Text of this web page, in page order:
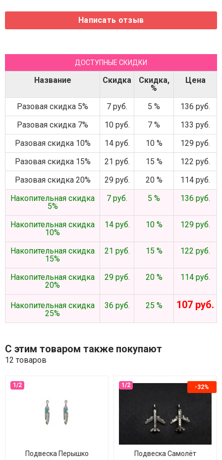
ДОСТУПНЫЕ СКИДКИ
Название Скидка
Скидка,
%
Цена
Разовая скидка 5% 7 руб. 5 %
136 руб.
Разовая скидка 7%
10 руб. 7 %
133 руб.
Разовая скидка 10%
14 руб. 10 %
129 руб.
Разовая скидка 15%
21 руб. 15 %
122 руб.
Разовая скидка 20%
29 руб. 20 %
114 руб.
Накопительная скидка
5%
7 руб. 5 % 136 руб.
Накопительная скидка
10%
14 руб. 10 % 129 руб.
Накопительная скидка
15%
21 руб. 15 % 122 руб.
Накопительная скидка
20%
29 руб. 20 % 114 руб.
Накопительная скидка
25%
36 руб. 25 % 107 руб.
С этим товаром также покупают
12 товаров
Подвеска Перышко
-32%
Подвеска Самолёт